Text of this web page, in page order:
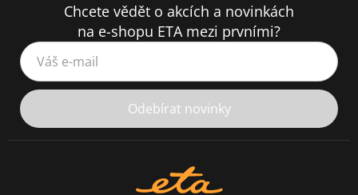
Chcete vědět o akcích a novinkách
na e-shopu ETA mezi prvními?
Váš e-mail
Odebírat novinky